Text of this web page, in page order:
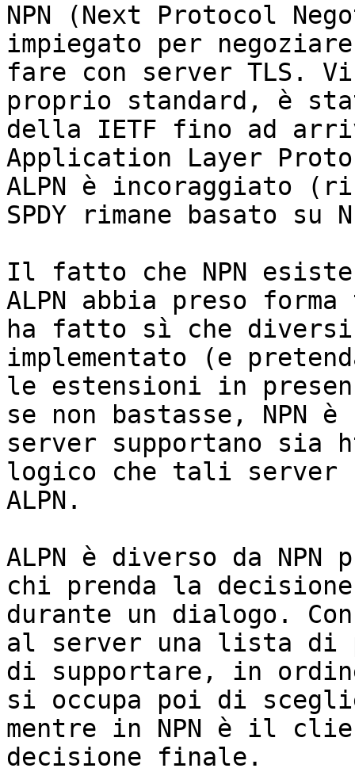
NPN (Next Protocol
impiegato per
fare con server TLS.
proprio standard, è
della IETF fino ad
Application Layer
ALPN è incoraggiato
SPDY rimane basato su
Il fatto che NPN
ALPN abbia preso
ha fatto sì che
implementato (e
le estensioni in
se non bastasse, NPN
server supportano sia
logico che tali server
ALPN.
ALPN è diverso da
chi prenda la
durante un dialogo.
al server una lista di
di supportare, in
si occupa poi di
mentre in NPN è il
decisione finale.